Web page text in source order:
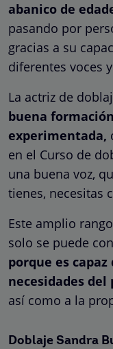
abanico de
pasando por
gracias a su
diferentes voces
La actriz de
buena
experimentada,
en el Curso de
una buena voz,
tienes, necesitas
Este amplio
solo se puede
porque es
necesidades
así como a la
Doblaje Sandra